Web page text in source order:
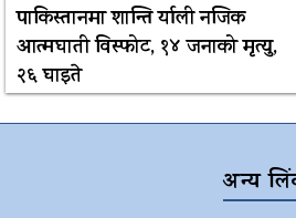
पाकिस्तानमा शान्ति र्याली नजिक
आत्मघाती विस्फोट, १४ जनाको मृत्यु,
२६ घाइते
अन्य